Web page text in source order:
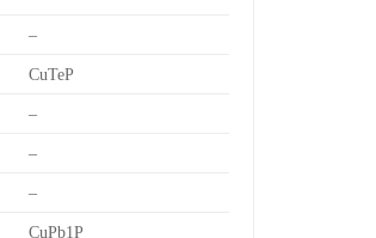
–
CuTeP
–
–
–
CuPb1P